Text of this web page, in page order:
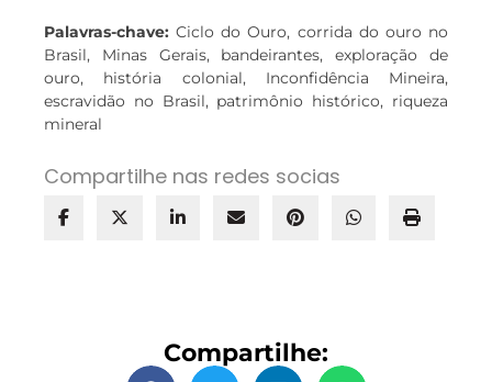
Palavras-chave:Ciclo do Ouro, corrida do ouro no
Brasil, Minas Gerais, bandeirantes, exploração de
ouro, história colonial, Inconfidência Mineira,
escravidão no Brasil, patrimônio histórico, riqueza
mineral
Compartilhe nas redes socias
Compartilhe: